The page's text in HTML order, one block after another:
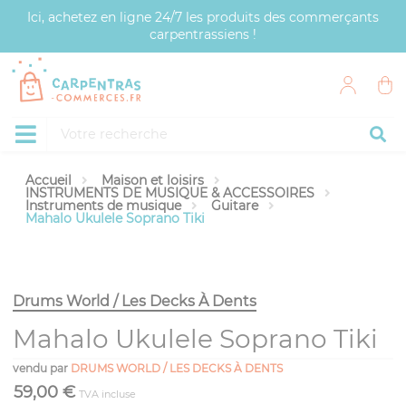
Ici, achetez en ligne 24/7 les produits des commerçants
carpentrassiens !
Accueil Maison et loisirs
INSTRUMENTS DE MUSIQUE & ACCESSOIRES
Instruments de musique Guitare
Mahalo Ukulele Soprano Tiki
Drums World / Les Decks À Dents
Mahalo Ukulele Soprano Tiki
vendu par DRUMS WORLD / LES DECKS À DENTS
59,00 € TVA incluse
Panneau de gestion des cookies